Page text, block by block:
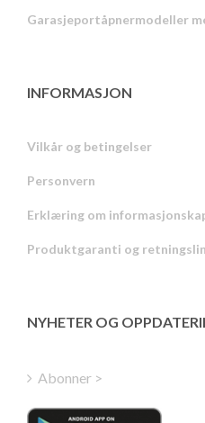
Garasjeportåpnermodeller
INFORMASJON
Vilkår og betingelser
Personvern
Erklæring om
Produktgaranti og
NYHETER OG
Abonner >